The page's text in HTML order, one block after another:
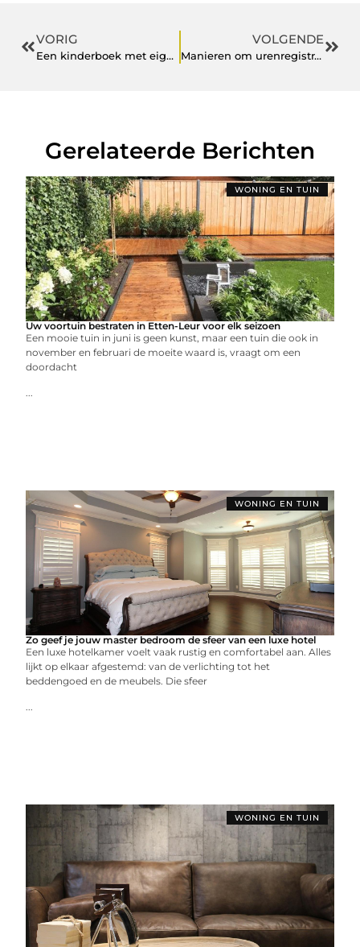
VORIG
Een kinderboek met eigen naam: het kan!
VOLGENDE
Manieren om urenregistratie makkelijker te maken
Gerelateerde Berichten
WONING EN TUIN
Uw voortuin bestraten in Etten-Leur voor elk seizoen
Een mooie tuin in juni is geen kunst, maar een tuin die ook in
november en februari de moeite waard is, vraagt om een
doordacht
...
WONING EN TUIN
Zo geef je jouw master bedroom de sfeer van een luxe hotel
Een luxe hotelkamer voelt vaak rustig en comfortabel aan. Alles
lijkt op elkaar afgestemd: van de verlichting tot het
beddengoed en de meubels. Die sfeer
...
WONING EN TUIN